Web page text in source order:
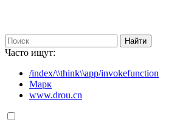
Часто ищут:
/index/\\think\\app/invokefunction
Марк
www.drou.cn